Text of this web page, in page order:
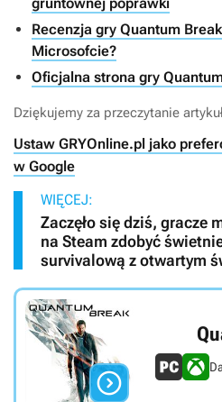
Recenzja gry Quantum
Microsofcie?
Oficjalna strona gry
Dziękujemy za przeczytanie
Ustaw GRYOnline.pl jako
w Google
WIĘCEJ:
Zaczęło się dziś, gracze
na Steam zdobyć
survivalową z otwartym
